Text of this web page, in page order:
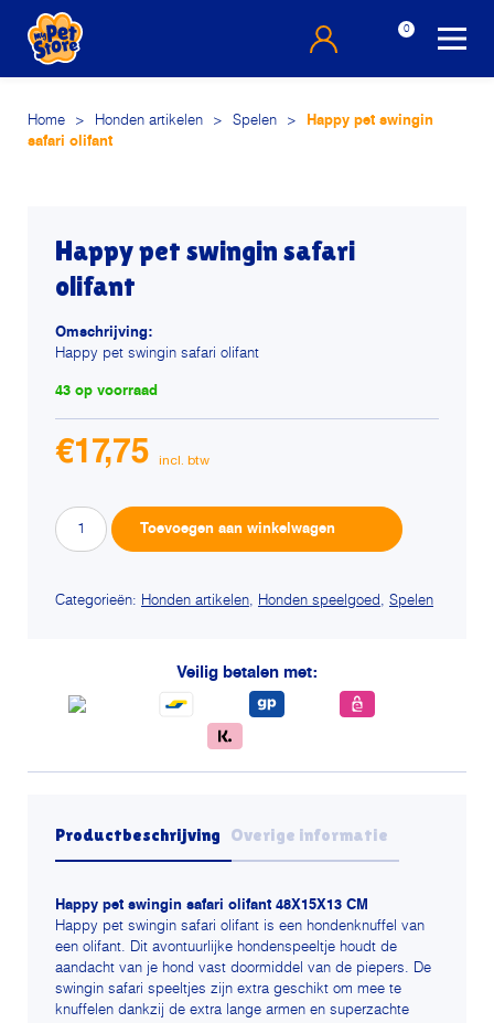
0
Home > Honden artikelen > Spelen >
Happy pet swingin
safari olifant
Happy pet swingin safari
olifant
Omschrijving:
Happy pet swingin safari olifant
43 op voorraad
€17,75
Happy
pet
safari
Toevoegen aan winkelwagen
Categorieën: Honden artikelen, Honden speelgoed, Spelen
Veilig betalen met:
Productbeschrijving Overige informatie
Happy pet swingin safari olifant 48X15X13 CM
Happy pet swingin safari olifant is een hondenknuffel van
een olifant. Dit avontuurlijke hondenspeeltje houdt de
aandacht van je hond vast doormiddel van de piepers. De
swingin safari speeltjes zijn extra geschikt om mee te
knuffelen dankzij de extra lange armen en superzachte